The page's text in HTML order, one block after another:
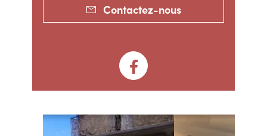
Contactez-nous